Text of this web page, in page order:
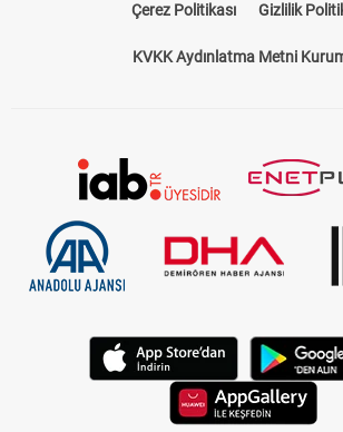
Çerez Politikası Gizlilik
KVKK Aydınlatma Metni